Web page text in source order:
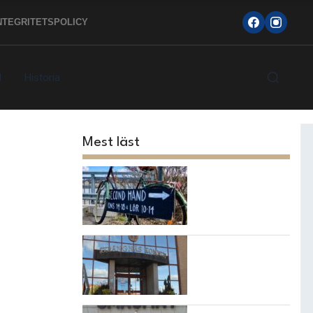
Historia
Mest läst